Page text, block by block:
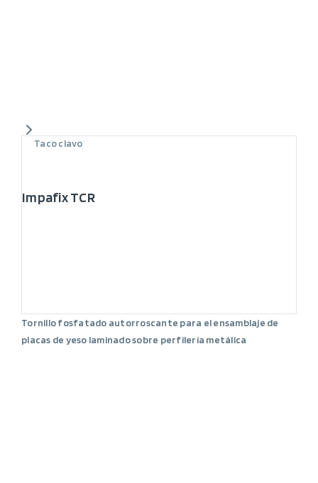
Taco clavo
Impafix TCR
Tornillo fosfatado autorroscante para el ensamblaje de
placas de yeso laminado sobre perfilería metálica